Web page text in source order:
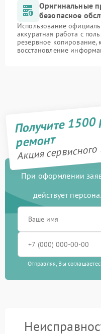
Оригинальные
безопасное
Использование
аккуратная работа с
резервное копирование,
восстановление
Получите
ремонт
Акция
При оформлении
действует
Отправляя, Вы